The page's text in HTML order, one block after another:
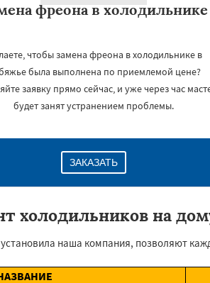
фреона в холодильнике
чтобы замена фреона в холодильнике в
была выполнена по приемлемой цене?
заявку прямо сейчас, и уже через час
будет занят устранением проблемы.
ЗАКАЗАТЬ
холодильников на
наша компания, позволяют